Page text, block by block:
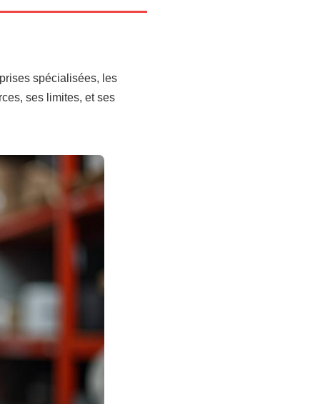
spécialisées, les
ses limites, et ses